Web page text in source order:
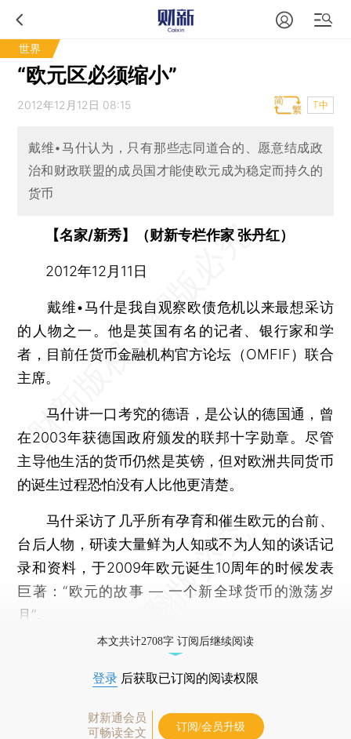
世界
“欧元区必须缩小”
2012年12月12日 08:15 T中
戴维•马什认为，只有那些志同道合的、愿意结成政
治和财政联盟的成员国才能使欧元成为稳定而持久的
货币
【名家/新秀】（财新专栏作家 张丹红）
2012年12月11日
戴维•马什是我自观察欧债危机以来最想采访
的人物之一。他是英国有名的记者、银行家和学
者，目前任货币金融机构官方论坛（OMFIF）联合
主席。
马什讲一口考究的德语，是公认的德国通，曾
在2003年获德国政府颁发的联邦十字勋章。尽管
主导他生活的货币仍然是英镑，但对欧洲共同货币
的诞生过程恐怕没有人比他更清楚。
马什采访了几乎所有孕育和催生欧元的台前、
台后人物，研读大量鲜为人知或不为人知的谈话记
录和资料，于2009年欧元诞生10周年的时候发表
巨著：“欧元的故事 — 一个新全球货币的激荡岁
月”。
本文共计2708字 订阅后继续阅读
登录 后获取已订阅的阅读权限
财新通会员
可畅读全文
订阅/会员升级